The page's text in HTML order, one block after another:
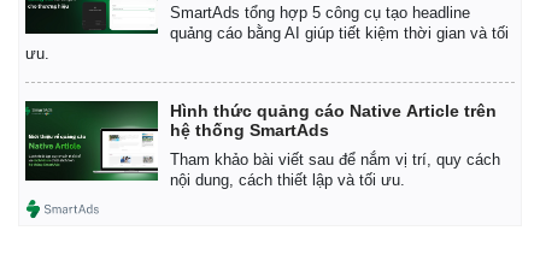
SmartAds tổng hợp 5 công cụ tạo headline
quảng cáo bằng AI giúp tiết kiệm thời gian và tối
ưu.
Hình thức quảng cáo Native Article trên
hệ thống SmartAds
Tham khảo bài viết sau để nắm vị trí, quy cách
nội dung, cách thiết lập và tối ưu.